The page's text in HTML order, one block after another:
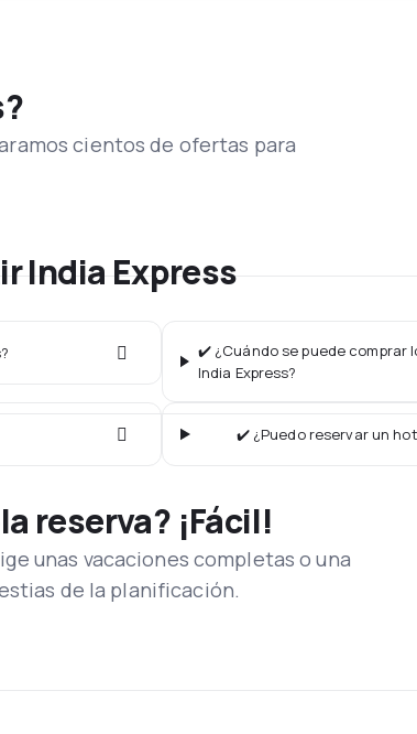
cientos de ofertas para
India Express
✔️ ¿Cuándo se puede comprar
India Express?
✔️ ¿Puedo reservar un
reserva? ¡Fácil!
unas vacaciones completas o una
de la planificación.